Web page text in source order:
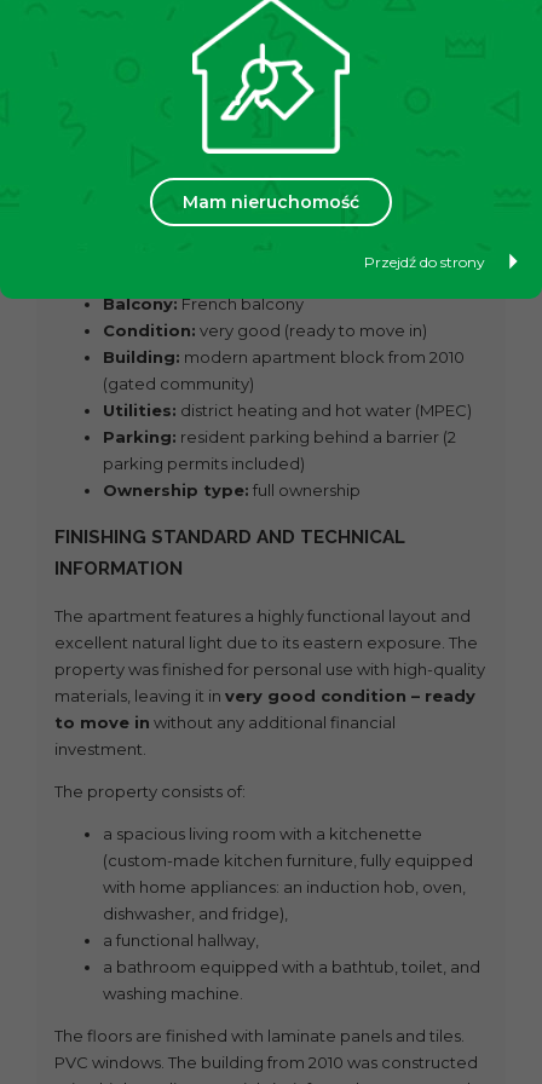
Mam nieruchomość
Przejdź do strony
Street in Kraków (Wola Duchacka).
KEY INFORMATION
Number of rooms:1 (living room with a
kitchenette)
Balcony:French balcony
Condition: very good (ready to move in)
Building: modern apartment block from 2010
(gated community)
Utilities: district heating and hot water (MPEC)
Parking: resident parking behind a barrier (2
parking permits included)
Ownership type: full ownership
FINISHING STANDARD AND TECHNICAL
INFORMATION
The apartment features a highly functional layout and
excellent natural light due to its eastern exposure. The
property was finished for personal use with high-quality
materials, leaving it in very good condition – ready
to move in without any additional financial
investment.
The property consists of:
a spacious living room with a kitchenette
(custom-made kitchen furniture, fully equipped
with home appliances: an induction hob, oven,
dishwasher, and fridge),
a functional hallway,
a bathroom equipped with a bathtub, toilet, and
washing machine.
The floors are finished with laminate panels and tiles.
PVC windows. The building from 2010 was constructed